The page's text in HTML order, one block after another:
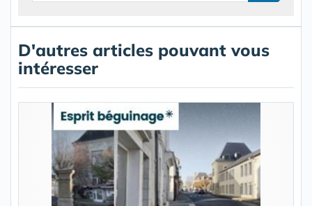
D'autres articles pouvant vous
intéresser